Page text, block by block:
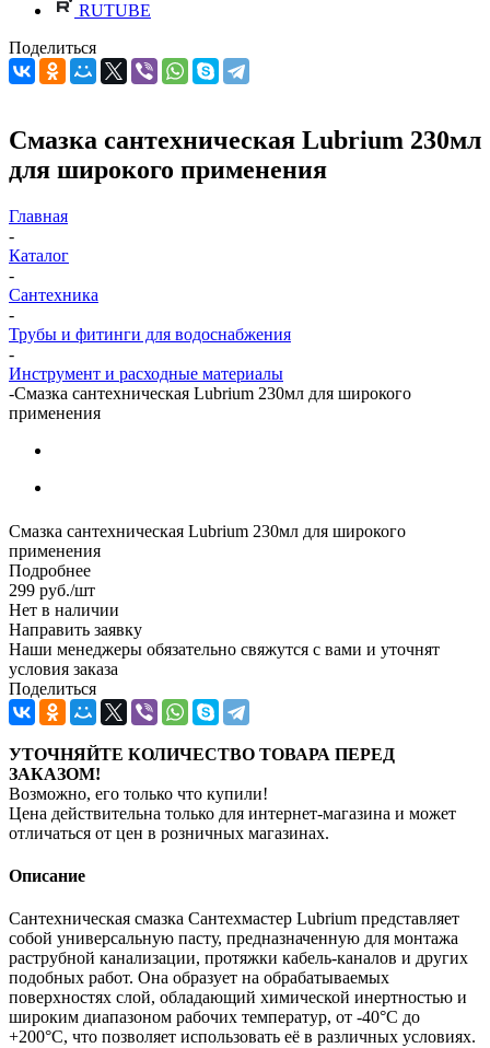
RUTUBE
Поделиться
Смазка сантехническая Lubrium 230мл
для широкого применения
Главная
-
Каталог
-
Сантехника
-
Трубы и фитинги для водоснабжения
-
Инструмент и расходные материалы
-Смазка сантехническая Lubrium 230мл для широкого
применения
Смазка сантехническая Lubrium 230мл для широкого
применения
Подробнее
299 руб./шт
Нет в наличии
Направить заявку
Наши менеджеры обязательно свяжутся с вами и уточнят
условия заказа
Поделиться
УТОЧНЯЙТЕ КОЛИЧЕСТВО ТОВАРА ПЕРЕД
ЗАКАЗОМ!
Возможно, его только что купили!
Цена действительна только для интернет-магазина и может
отличаться от цен в розничных магазинах.
Описание
Сантехническая смазка Сантехмастер Lubrium представляет
собой универсальную пасту, предназначенную для монтажа
раструбной канализации, протяжки кабель-каналов и других
подобных работ. Она образует на обрабатываемых
поверхностях слой, обладающий химической инертностью и
широким диапазоном рабочих температур, от -40°C до
+200°C, что позволяет использовать её в различных условиях.